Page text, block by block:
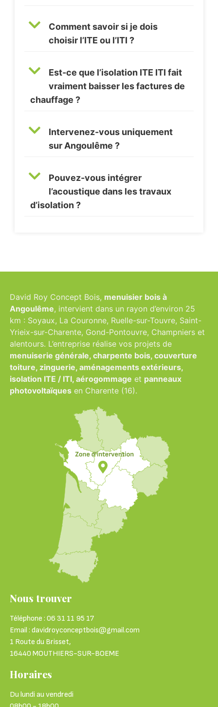
Comment savoir si je dois
choisir l’ITE ou l’ITI ?
Est-ce que l’isolation ITE ITI fait
vraiment baisser les factures de
chauffage ?
Intervenez-vous uniquement
sur Angoulême ?
Pouvez-vous intégrer
l’acoustique dans les travaux
d’isolation ?
David Roy Concept Bois, menuisier bois à
Angoulême, intervient dans un rayon d’environ 25
km : Soyaux, La Couronne, Ruelle-sur-Touvre, Saint-
Yrieix-sur-Charente, Gond-Pontouvre, Champniers et
alentours. L’entreprise réalise vos projets de
menuiserie générale, charpente bois, couverture
toiture, zinguerie, aménagements extérieurs,
isolation ITE / ITI, aérogommage et panneaux
photovoltaïques en Charente (16).
Nous trouver
Téléphone : 06 31 11 95 17
Email : davidroyconceptbois@gmail.com
1 Route du Brisset,
16440 MOUTHIERS-SUR-BOEME
Horaires
Du lundi au vendredi